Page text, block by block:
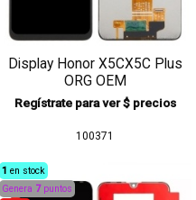
Display Honor X5CX5C Plus
ORG OEM
Regístrate para ver $ precios
100371
1 en stock
Genera 7puntos